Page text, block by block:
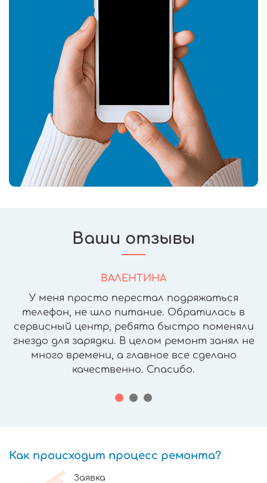
Ваши отзывы
ВАЛЕНТИНА
У меня просто перестал подряжаться
телефон, не шло питание. Обратилась в
сервисный центр, ребята быстро поменяли
гнездо для зарядки. В целом ремонт занял не
много времени, а главное все сделано
качественно. Спасибо.
Как происходит процесс ремонта?
Заявка